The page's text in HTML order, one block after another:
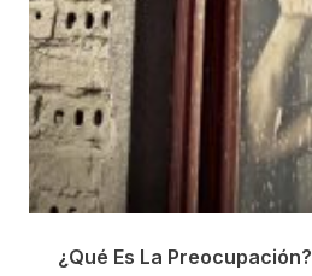
¿Qué Es La Preocupación?